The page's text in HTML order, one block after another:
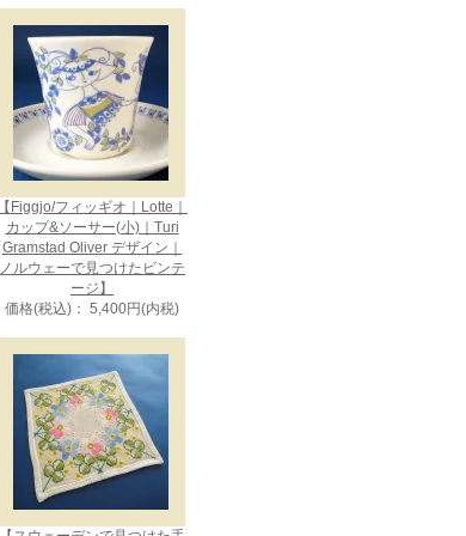
【Figgjo/フィッギオ｜Lotte｜
カップ&ソーサー(小)｜Turi
Gramstad Oliver デザイン｜
ノルウェーで見つけたビンテ
ージ】
価格(税込)： 5,400円(内税)